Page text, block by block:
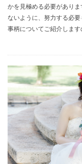
かを見極める必要があり
ないように、努力する必
事柄についてご紹介します
デメリット
タイミング
シングルマザー
ムービー
マ
ボブ
ポイン
ヘアアレンジ
プロポーズ
プロフィールブッ
ブロッコリートス
プリンセスライン